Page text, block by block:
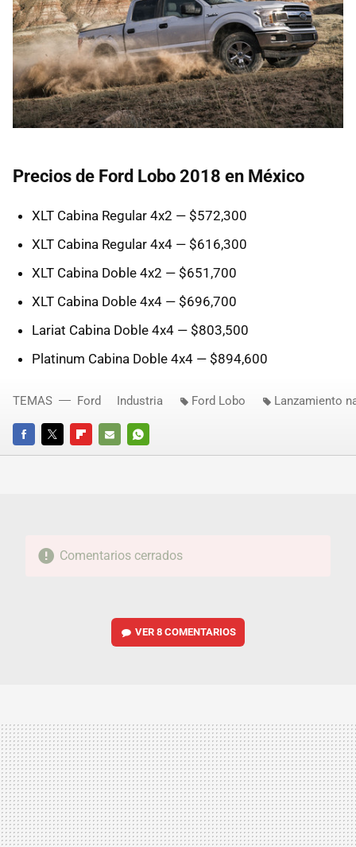
Precios de Ford Lobo 2018 en México
XLT Cabina Regular 4x2 — $572,300
XLT Cabina Regular 4x4 — $616,300
XLT Cabina Doble 4x2 — $651,700
XLT Cabina Doble 4x4 — $696,700
Lariat Cabina Doble 4x4 — $803,500
Platinum Cabina Doble 4x4 — $894,600
FACEBOOKTWITTERFLIPBOARD
E-
WHATSAPP
TEMAS Ford Industria Ford Lobo Lanzamiento
Comentarios cerrados
VER8 COMENTARIOS